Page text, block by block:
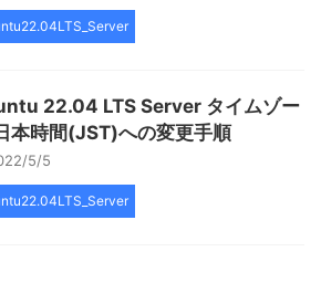
22.04 LTS Server タイムゾー
本時間(JST)への変更手順
5/5